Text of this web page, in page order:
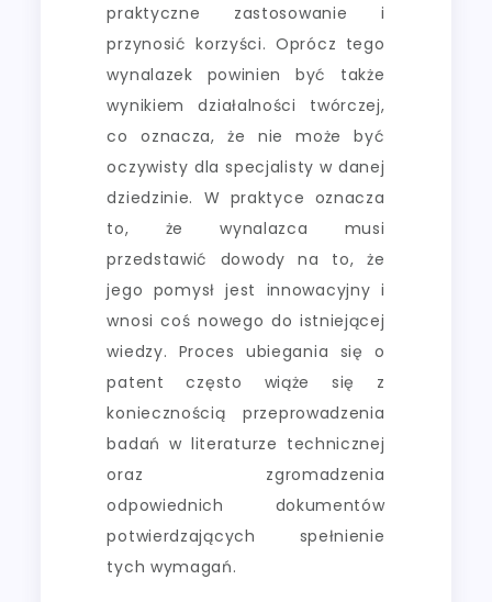
praktyczne zastosowanie i
przynosić korzyści. Oprócz tego
wynalazek powinien być także
wynikiem działalności twórczej,
co oznacza, że nie może być
oczywisty dla specjalisty w danej
dziedzinie. W praktyce oznacza
to, że wynalazca musi
przedstawić dowody na to, że
jego pomysł jest innowacyjny i
wnosi coś nowego do istniejącej
wiedzy. Proces ubiegania się o
patent często wiąże się z
koniecznością przeprowadzenia
badań w literaturze technicznej
oraz zgromadzenia
odpowiednich dokumentów
potwierdzających spełnienie
tych wymagań.